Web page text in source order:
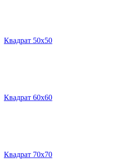
Квадрат 50х50
Квадрат 60х60
Квадрат 70х70